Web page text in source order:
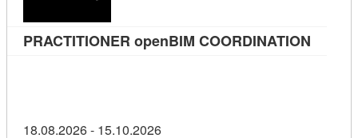
PRACTITIONER openBIM COORDINATION
18.08.2026 - 15.10.2026